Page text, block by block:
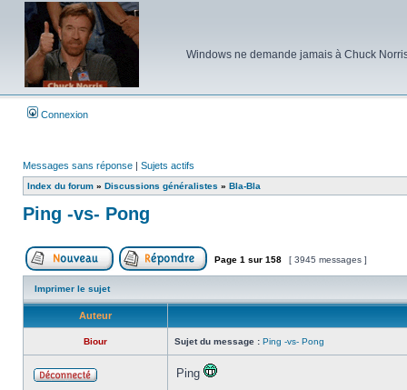
Windows ne demande jamais à Chuck
Connexion
Messages sans réponse | Sujets actifs
Index du forum » Discussions généralistes » Bla-Bla
Ping -vs- Pong
Poster un nouveau sujetRépondre au sujet
Page 1 sur 158 [ 3945 messages ]
Imprimer le sujet
Auteur
Biour Sujet du message : Ping -vs- Pong
Ping